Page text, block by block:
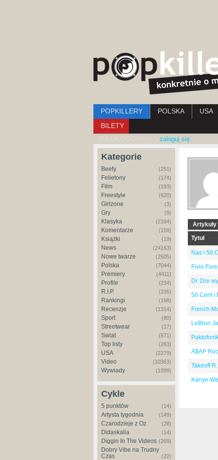
Menu główne
POPKILLERY POLSKA
USA
BILETY
NIEZALOGOWANY | zaloguj się
Kategorie
Beefy (251)
Felietony (174)
Film (193)
Freestyle (620)
Girlzone (3)
Gry (9)
Klasyka (2394)
Komentarze (158)
Książki (19)
News (24163)
Nowe twarze (2505)
Polska (7044)
Premiery (4411)
Profile (234)
R.I.P. (235)
Rankingi (168)
Recenzje (1314)
Sport (80)
Streetwear (17)
Świat (571)
Top listy (263)
USA (2279)
Video (10363)
Wywiady (1099)
Cykle
5 punktów (14)
Artysta tygodnia (149)
Czarodzieje z Oz (28)
Didaskalia (14)
Diggin In The Videos (269)
Dobry Vibe na Trudny
Czas
(22)
Artykuły
Tytuł
Nas i 50
Fivio
Dr. Dre
50 Cent i
French
LeBron
A$AP
Takeoff
Kanye